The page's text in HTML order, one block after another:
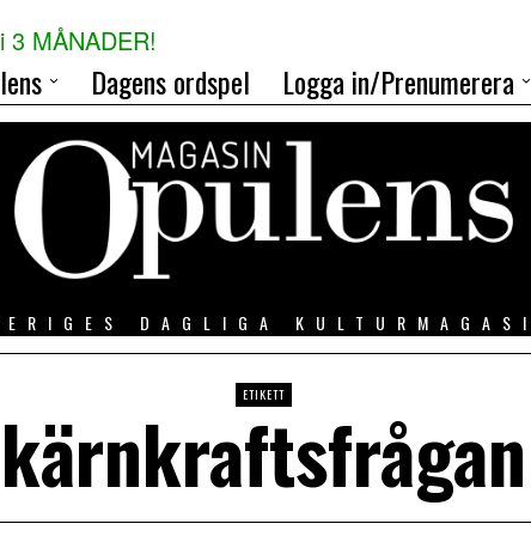
3 MÅNADER!
Dagens ordspel Logga in/Prenumerera
DAGLIGA
ETIKETT
kärnkraftsfrågan